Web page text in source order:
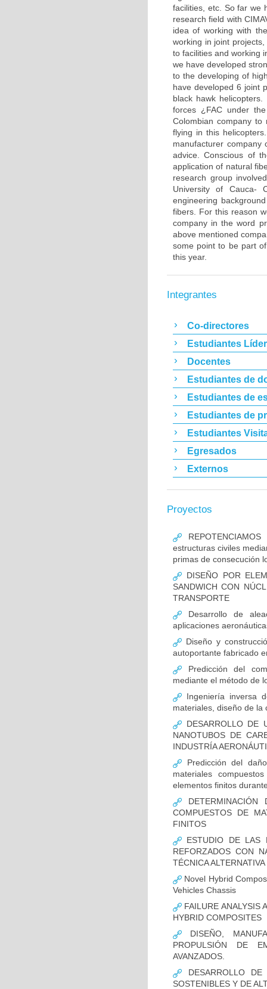
facilities, etc. So far we
research field with
idea of working with
working in joint
to facilities and working
we have developed
to the developing of
have developed 6 joint
black hawk
forces ¿FAC under
Colombian company
flying in this
manufacturer
advice. Conscious of
application of natural
research group
University of Cauca-
engineering
fibers. For this reason
company in the word
above mentioned
some point to be part
this year.
Integrantes
Co-directores
Estudiantes
Docentes
Estudiantes de
Estudiantes de
Estudiantes de
Estudiantes
Egresados
Externos
Proyectos
estructuras civiles
primas de consecución
DISEÑO POR
SANDWICH CON
TRANSPORTE
Desarrollo de
aplicaciones
Diseño y
autoportante fabricado
Predicción del
mediante el método de
Ingeniería inversa
materiales, diseño de la
DESARROLLO DE
NANOTUBOS DE
INDUSTRÍA
Predicción del
materiales
elementos finitos
DETERMINACIÓN
COMPUESTOS DE
FINITOS
ESTUDIO DE LAS
REFORZADOS CON
TÉCNICA
Novel Hybrid
Vehicles Chassis
FAILURE ANALYSIS
HYBRID COMPOSITES
DISEÑO,
PROPULSIÓN DE
AVANZADOS.
DESARROLLO DE
SOSTENIBLES Y DE